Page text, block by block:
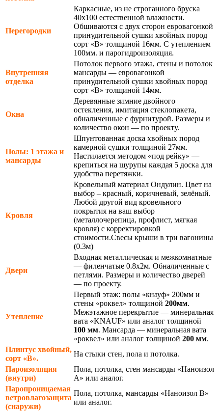
Перегородки
Каркасные, из не строганного бруска
40х100 естественной влажности.
Обшиваются с двух сторон евровагонкой
принудительной сушки хвойных пород
сорт «В» толщиной 16мм. С утеплением
100мм. и парогидроизоляция.
Внутренняя
отделка
Потолок первого этажа, стены и потолок
мансарды — евровагонкой
принудительной сушки хвойных пород
сорт «В» толщиной 14мм.
Окна
Деревянные зимние двойного
остекления, имитация стеклопакета,
обналиченные с фурнитурой. Размеры и
количество окон — по проекту.
Полы: 1 этажа и
мансарды
Шпунтованная доска хвойных пород
камерной сушки толщиной 27мм.
Настилается методом «под рейку» —
крепиться на шурупы каждая 5 доска для
удобства перетяжки.
Кровля
Кровельный материал Ондулин. Цвет на
выбор – красный, коричневый, зелёный.
Любой другой вид кровельного
покрытия на ваш выбор
(металлочерепица, профлист, мягкая
кровля) с корректировкой
стоимости.Свесы крыши в три вагонины
(0.3м)
Двери
Входная металлическая и межкомнатные
— филенчатые 0.8х2м. Обналиченные с
петлями. Размеры и количество дверей
— по проекту.
Утепление
Первый этаж: полы «кнауф» 200мм и
стены «роквел» толщиной 200мм.
Межэтажное перекрытие — минеральная
вата «KNAUF» или аналог толщиной
100 мм. Мансарда — минеральная вата
«роквел» или аналог толщиной 200 мм.
Плинтус хвойный,
сорт «В».
На стыки стен, пола и потолка.
Пароизоляция
(внутри)
Пола, потолка, стен мансарды «Наноизол
А» или аналог.
Паропроницаемая
ветровлагозащита
(снаружи)
Пола, потолка, мансарды «Наноизол В»
или аналог.